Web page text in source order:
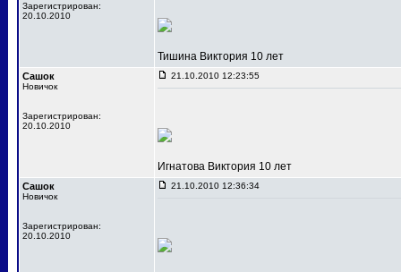
Зарегистрирован:
20.10.2010
Тишина Виктория 10 лет
Сашок
Новичок
Зарегистрирован:
20.10.2010
21.10.2010 12:23:55
Игнатова Виктория 10 лет
Сашок
Новичок
Зарегистрирован:
20.10.2010
21.10.2010 12:36:34